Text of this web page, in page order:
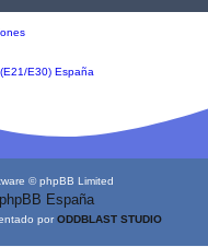
E30) España
© phpBB Limited
phpBB España
porODDBLAST STUDIO